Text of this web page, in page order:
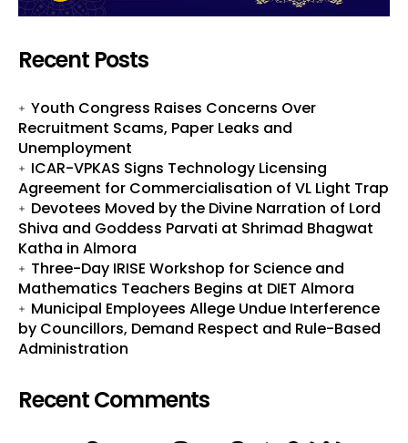
Recent Posts
Youth Congress Raises Concerns Over
Recruitment Scams, Paper Leaks and
Unemployment
ICAR-VPKAS Signs Technology Licensing
Agreement for Commercialisation of VL Light Trap
Devotees Moved by the Divine Narration of Lord
Shiva and Goddess Parvati at Shrimad Bhagwat
Katha in Almora
Three-Day IRISE Workshop for Science and
Mathematics Teachers Begins at DIET Almora
Municipal Employees Allege Undue Interference
by Councillors, Demand Respect and Rule-Based
Administration
Recent Comments